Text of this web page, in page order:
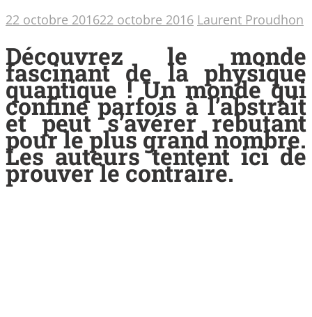
22 octobre 201622 octobre 2016 Laurent Proudhon
Découvrez le monde
fascinant de la physique
quantique ! Un monde qui
confine parfois à l’abstrait
et peut s’avérer rebutant
pour le plus grand nombre.
Les auteurs tentent ici de
prouver le contraire.